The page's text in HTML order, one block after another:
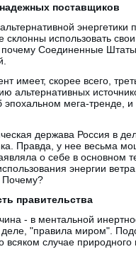
поставщиков
склонны использовать
Соединенные
имеет, скорее всего,
альтернативных
эпохальном мега-
держава Россия в
Правда, у нее весьма
о себе в основном
энергии
Почему?
правительства
- в ментальной
"правила миром".
случае